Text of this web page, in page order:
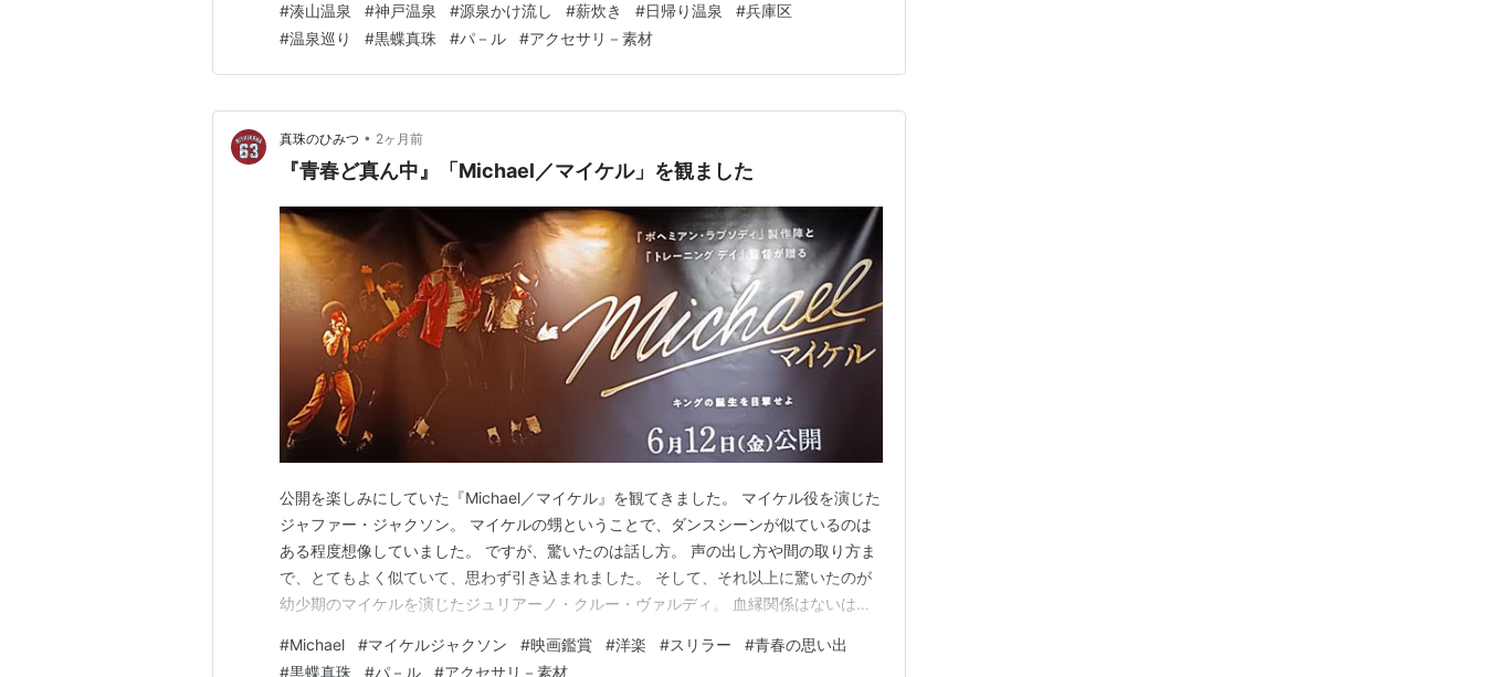
ういう昔ながらの手間を今も続けているところに、温泉としてのこだわりを感じます。
浴室の扉を開けると、ふわっと漂う独特…
#湊山温泉 #神戸温泉 #源泉かけ流し #薪炊き #日帰り温泉 #兵庫区
#温泉巡り #黒蝶真珠 #パ－ル #アクセサリ－素材
真珠のひみつ • 2ヶ月前
『青春ど真ん中』「Michael／マイケル」を観ました
公開を楽しみにしていた『Michael／マイケル』を観てきました。 マイケル役を演じた
ジャファー・ジャクソン。 マイケルの甥ということで、ダンスシーンが似ているのは
ある程度想像していました。 ですが、驚いたのは話し方。 声の出し方や間の取り方ま
で、とてもよく似ていて、思わず引き込まれました。 そして、それ以上に驚いたのが
幼少期のマイケルを演じたジュリアーノ・クルー・ヴァルディ。 血縁関係はないはず
応えがありました。 本作は、マイケル・ジャクソンの生い立ちを追いながら、1960年
#Michael #マイケルジャクソン #映画鑑賞 #洋楽 #スリラー #青春の思い出
#黒蝶真珠 #パ－ル #アクセサリ－素材